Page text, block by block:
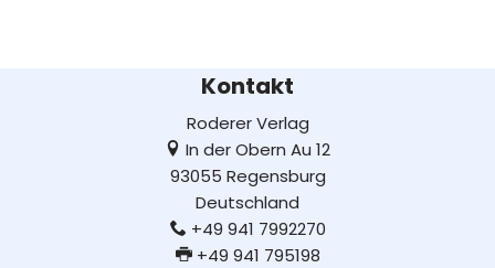
Kontakt
Roderer Verlag
In der Obern Au 12
93055 Regensburg
Deutschland
+49 941 7992270
+49 941 795198